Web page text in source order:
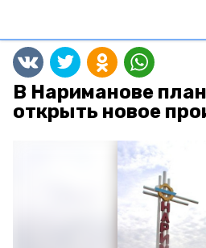
В Нариманове
открыть новое